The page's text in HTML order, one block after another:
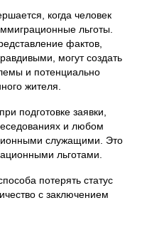
когда человек
льготы.
фактов,
могут создать
и потенциально
жителя.
подготовке заявки,
и любом
служащими. Это
льготами.
потерять статус
с заключением